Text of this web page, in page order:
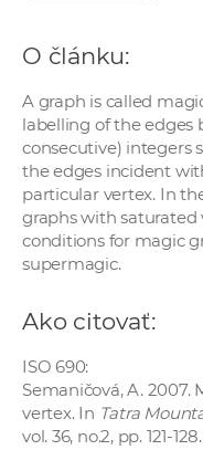
O článku:
A graph is called
labelling of the edges
consecutive) integers
the edges incident
particular vertex. In
graphs with saturated
conditions for magic
supermagic.
Ako citovať:
ISO 690:
Semaničová, A. 2007.
vertex. In Tatra
vol. 36, no.2, pp. 121-128.